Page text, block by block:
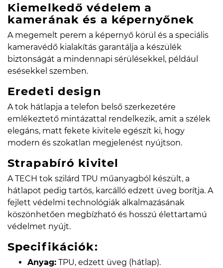
Kiemelkedő védelem a
kamerának és a képernyőnek
A megemelt perem a képernyő körül és a speciális
kameravédő kialakítás garantálja a készülék
biztonságát a mindennapi sérülésekkel, például
esésekkel szemben.
Eredeti design
A tok hátlapja a telefon belső szerkezetére
emlékeztető mintázattal rendelkezik, amit a szélek
elegáns, matt fekete kivitele egészít ki, hogy
modern és szokatlan megjelenést nyújtson.
Strapabíró kivitel
A TECH tok szilárd TPU műanyagból készült, a
hátlapot pedig tartós, karcálló edzett üveg borítja. A
fejlett védelmi technológiák alkalmazásának
köszönhetően megbízható és hosszú élettartamú
védelmet nyújt.
Specifikációk:
Anyag: TPU, edzett üveg (hátlap).